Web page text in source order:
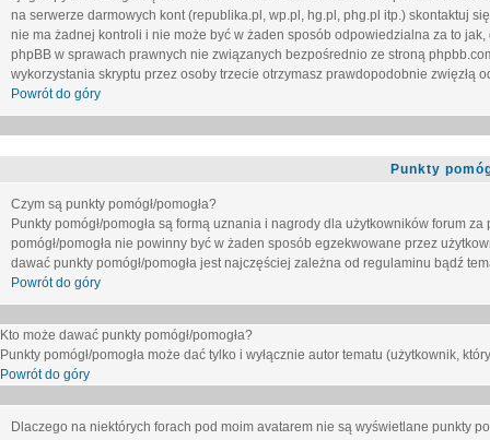
na serwerze darmowych kont (republika.pl, wp.pl, hg.pl, phg.pl itp.) skontaktuj
nie ma żadnej kontroli i nie może być w żaden sposób odpowiedzialna za to
phpBB w sprawach prawnych nie związanych bezpośrednio ze stroną
wykorzystania skryptu przez osoby trzecie otrzymasz prawdopodobnie zwięzłą
Powrót do góry
Punkty
Czym są punkty pomógł/pomogła?
Punkty pomógł/pomogła są formą uznania i nagrody dla użytkowników forum
pomógł/pomogła nie powinny być w żaden sposób egzekwowane przez
dawać punkty pomógł/pomogła jest najczęściej zależna od regulaminu bądź
Powrót do góry
Kto może dawać punkty pomógł/pomogła?
Punkty pomógł/pomogła może dać tylko i wyłącznie autor tematu (użytkownik,
Powrót do góry
Dlaczego na niektórych forach pod moim avatarem nie są wyświetlane punkty